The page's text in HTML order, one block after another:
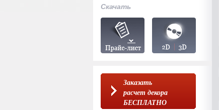
Скачать
Заказать
расчет декора
БЕСПЛАТНО